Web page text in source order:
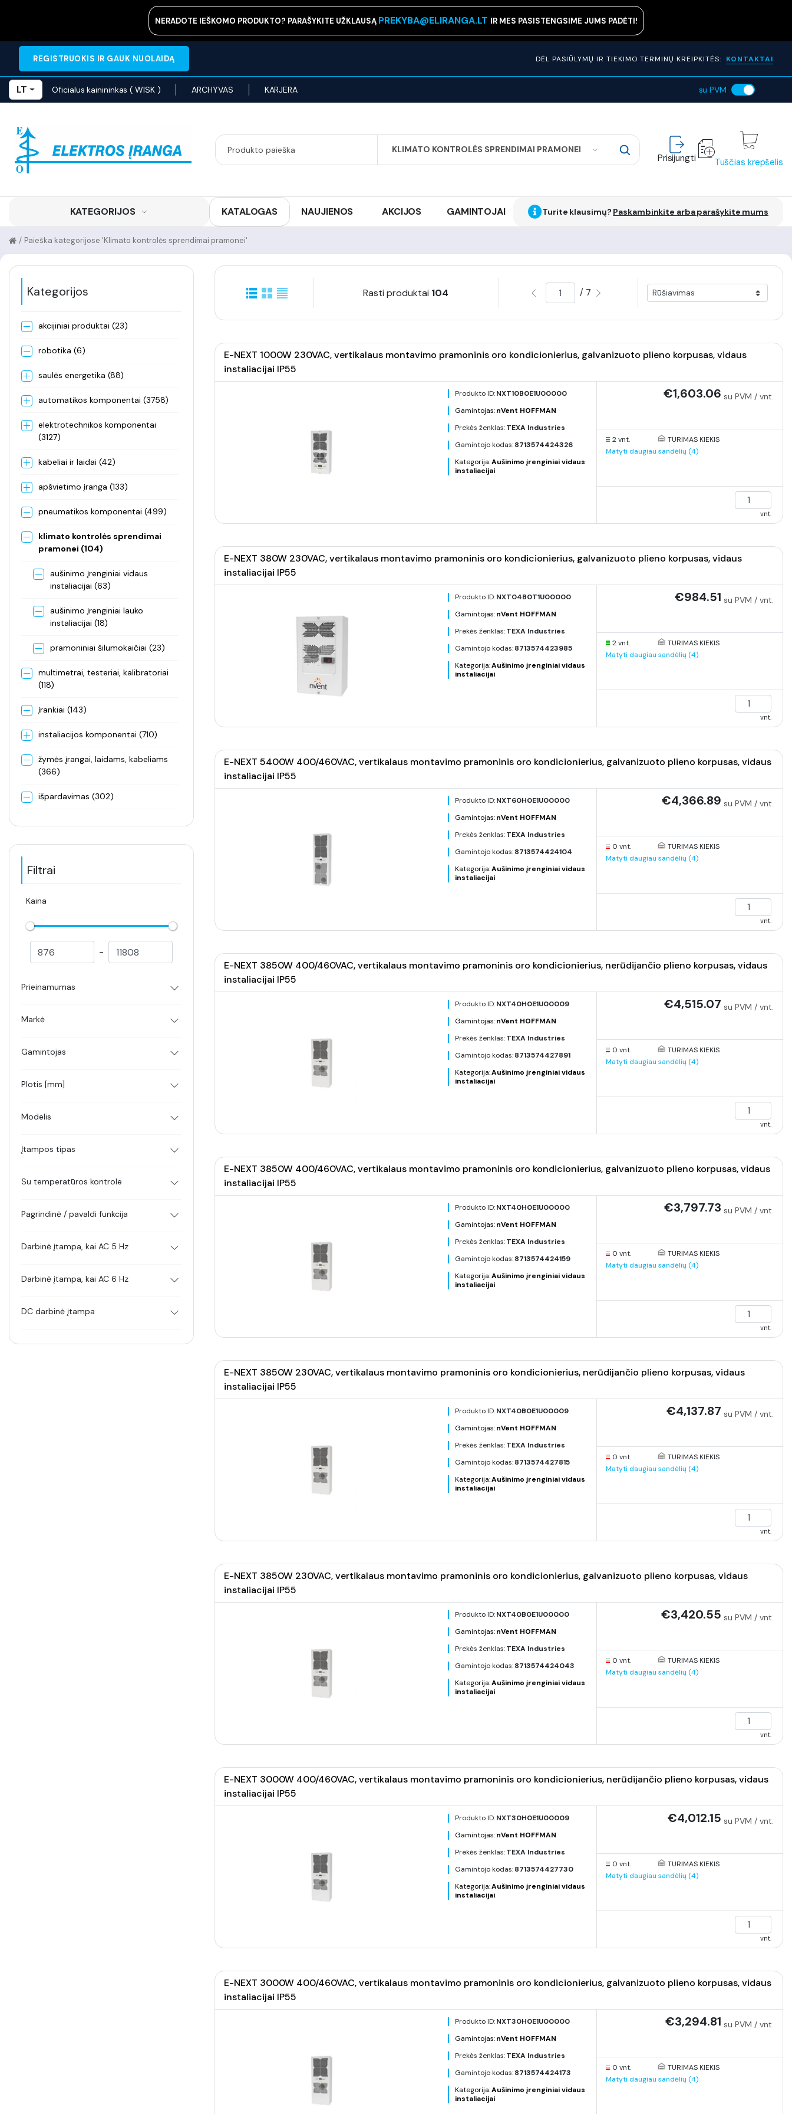
NERADOTE IEŠKOMO PRODUKTO? PARAŠYKITE UŽKLAUSĄ PREKYBA@ELIRANGA.LT IR MES PASISTENGSIME JUMS PADĖTI!
REGISTRUOKIS IR GAUK NUOLAIDĄ DĖL PASIŪLYMŲ IR TIEKIMO TERMINŲ KREIPKITĖS: KONTAKTAI
LT Oficialus kainininkas ( WISK ) ARCHYVAS KARJERA su PVM
KLIMATO KONTROLĖS SPRENDIMAI PRAMONEI
SEARCH Prisijungti Tuščias krepšelis
KATEGORIJOS KATALOGAS NAUJIENOS AKCIJOS GAMINTOJAI Turite klausimų? Paskambinkite arba parašykite mums
Paieška kategorijose 'Klimato kontrolės sprendimai pramonei'
/
Kategorijos
akcijiniai produktai (23)
robotika (6)
saulės energetika (88)
automatikos komponentai (3758)
elektrotechnikos komponentai
(3127)
kabeliai ir laidai (42)
apšvietimo įranga (133)
pneumatikos komponentai (499)
klimato kontrolės sprendimai
pramonei (104)
aušinimo įrenginiai vidaus
instaliacijai (63)
aušinimo įrenginiai lauko
instaliacijai (18)
pramoniniai šilumokaičiai (23)
multimetrai, testeriai, kalibratoriai
(118)
įrankiai (143)
instaliacijos komponentai (710)
žymės įrangai, laidams, kabeliams
(366)
išpardavimas (302)
Filtrai
Kaina
-
Prieinamumas
Markė
Gamintojas
Plotis [mm]
Modelis
Įtampos tipas
Su temperatūros kontrole
Pagrindinė / pavaldi funkcija
Darbinė įtampa, kai AC 5 Hz
Darbinė įtampa, kai AC 6 Hz
DC darbinė įtampa
Rasti produktai 104 / 7
E-NEXT 1000W 230VAC, vertikalaus montavimo pramoninis oro kondicionierius, galvanizuoto plieno korpusas, vidaus
instaliacijai IP55
Produkto ID: NXT10B0E1U00000
Gamintojas: nVent HOFFMAN
Prekės ženklas: TEXA Industries
Gamintojo kodas: 8713574424326
Kategorija:Aušinimo įrenginiai vidaus
instaliacijai
€1,603.06 su PVM / vnt.
2 vnt.
TURIMAS KIEKIS
Matyti daugiau sandėlių (4)
vnt.
E-NEXT 380W 230VAC, vertikalaus montavimo pramoninis oro kondicionierius, galvanizuoto plieno korpusas, vidaus
instaliacijai IP55
Produkto ID: NXT04B0T1U00000
Gamintojas: nVent HOFFMAN
Prekės ženklas: TEXA Industries
Gamintojo kodas: 8713574423985
Kategorija:Aušinimo įrenginiai vidaus
instaliacijai
€984.51 su PVM / vnt.
2 vnt.
TURIMAS KIEKIS
Matyti daugiau sandėlių (4)
vnt.
E-NEXT 5400W 400/460VAC, vertikalaus montavimo pramoninis oro kondicionierius, galvanizuoto plieno korpusas, vidaus
instaliacijai IP55
Produkto ID: NXT60H0E1U00000
Gamintojas: nVent HOFFMAN
Prekės ženklas: TEXA Industries
Gamintojo kodas: 8713574424104
Kategorija:Aušinimo įrenginiai vidaus
instaliacijai
€4,366.89 su PVM / vnt.
0 vnt.
TURIMAS KIEKIS
Matyti daugiau sandėlių (4)
vnt.
E-NEXT 3850W 400/460VAC, vertikalaus montavimo pramoninis oro kondicionierius, nerūdijančio plieno korpusas, vidaus
instaliacijai IP55
Produkto ID: NXT40H0E1U00009
Gamintojas: nVent HOFFMAN
Prekės ženklas: TEXA Industries
Gamintojo kodas: 8713574427891
Kategorija:Aušinimo įrenginiai vidaus
instaliacijai
€4,515.07 su PVM / vnt.
0 vnt.
TURIMAS KIEKIS
Matyti daugiau sandėlių (4)
vnt.
E-NEXT 3850W 400/460VAC, vertikalaus montavimo pramoninis oro kondicionierius, galvanizuoto plieno korpusas, vidaus
instaliacijai IP55
Produkto ID: NXT40H0E1U00000
Gamintojas: nVent HOFFMAN
Prekės ženklas: TEXA Industries
Gamintojo kodas: 8713574424159
Kategorija:Aušinimo įrenginiai vidaus
instaliacijai
€3,797.73 su PVM / vnt.
0 vnt.
TURIMAS KIEKIS
Matyti daugiau sandėlių (4)
vnt.
E-NEXT 3850W 230VAC, vertikalaus montavimo pramoninis oro kondicionierius, nerūdijančio plieno korpusas, vidaus
instaliacijai IP55
Produkto ID: NXT40B0E1U00009
Gamintojas: nVent HOFFMAN
Prekės ženklas: TEXA Industries
Gamintojo kodas: 8713574427815
Kategorija:Aušinimo įrenginiai vidaus
instaliacijai
€4,137.87 su PVM / vnt.
0 vnt.
TURIMAS KIEKIS
Matyti daugiau sandėlių (4)
vnt.
E-NEXT 3850W 230VAC, vertikalaus montavimo pramoninis oro kondicionierius, galvanizuoto plieno korpusas, vidaus
instaliacijai IP55
Produkto ID: NXT40B0E1U00000
Gamintojas: nVent HOFFMAN
Prekės ženklas: TEXA Industries
Gamintojo kodas: 8713574424043
Kategorija:Aušinimo įrenginiai vidaus
instaliacijai
€3,420.55 su PVM / vnt.
0 vnt.
TURIMAS KIEKIS
Matyti daugiau sandėlių (4)
vnt.
E-NEXT 3000W 400/460VAC, vertikalaus montavimo pramoninis oro kondicionierius, nerūdijančio plieno korpusas, vidaus
instaliacijai IP55
Produkto ID: NXT30H0E1U00009
Gamintojas: nVent HOFFMAN
Prekės ženklas: TEXA Industries
Gamintojo kodas: 8713574427730
Kategorija:Aušinimo įrenginiai vidaus
instaliacijai
€4,012.15 su PVM / vnt.
0 vnt.
TURIMAS KIEKIS
Matyti daugiau sandėlių (4)
vnt.
E-NEXT 3000W 400/460VAC, vertikalaus montavimo pramoninis oro kondicionierius, galvanizuoto plieno korpusas, vidaus
instaliacijai IP55
Produkto ID: NXT30H0E1U00000
Gamintojas: nVent HOFFMAN
Prekės ženklas: TEXA Industries
Gamintojo kodas: 8713574424173
Kategorija:Aušinimo įrenginiai vidaus
instaliacijai
€3,294.81 su PVM / vnt.
0 vnt.
TURIMAS KIEKIS
Matyti daugiau sandėlių (4)